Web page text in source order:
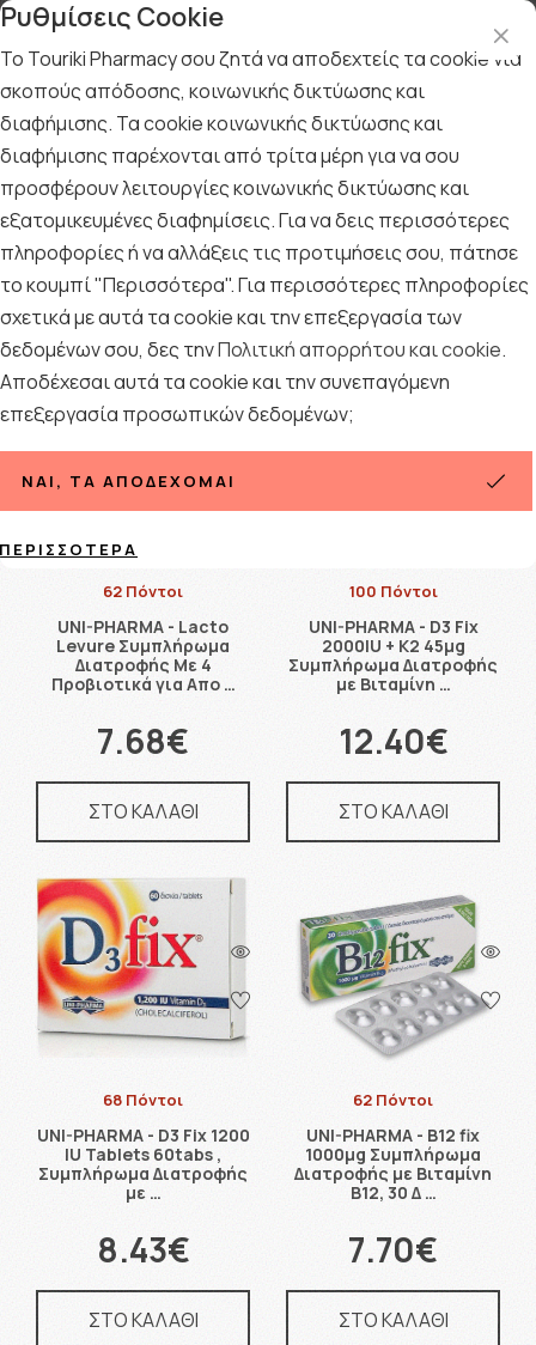
Αρχική / Εταιρίες / UNI-PHARMA
UNI-PHARMA
Ταξινόμηση Προβολή
62 Πόντοι
UNI-PHARMA - Lacto
Levure Συμπλήρωμα
Διατροφής Με 4
Προβιοτικά για Απο …
7.68€
ΣΤΟ ΚΑΛΑΘΙ
100 Πόντοι
UNI-PHARMA - D3 Fix
2000IU + K2 45μg
Συμπλήρωμα Διατροφής
με Βιταμίνη …
12.40€
ΣΤΟ ΚΑΛΑΘΙ
68 Πόντοι
UNI-PHARMA - D3 Fix 1200
IU Tablets 60tabs ,
Συμπλήρωμα Διατροφής
με …
8.43€
ΣΤΟ ΚΑΛΑΘΙ
62 Πόντοι
UNI-PHARMA - B12 fix
1000μg Συμπλήρωμα
Διατροφής με Βιταμίνη
Β12, 30 Δ …
7.70€
ΣΤΟ ΚΑΛΑΘΙ
Ρυθμίσεις Cookie
Το Touriki Pharmacy σου ζητά να αποδεχτείς τα cookie για
σκοπούς απόδοσης, κοινωνικής δικτύωσης και
διαφήμισης. Τα cookie κοινωνικής δικτύωσης και
διαφήμισης παρέχονται από τρίτα μέρη για να σου
προσφέρουν λειτουργίες κοινωνικής δικτύωσης και
εξατομικευμένες διαφημίσεις. Για να δεις περισσότερες
πληροφορίες ή να αλλάξεις τις προτιμήσεις σου, πάτησε
το κουμπί "Περισσότερα". Για περισσότερες πληροφορίες
σχετικά με αυτά τα cookie και την επεξεργασία των
δεδομένων σου, δες τηνΠολιτική απορρήτου και cookie.
Αποδέχεσαι αυτά τα cookie και την συνεπαγόμενη
επεξεργασία προσωπικών δεδομένων;
ΝΑΙ, ΤΑ ΑΠΟΔΈΧΟΜΑΙ
ΠΕΡΙΣΣΌΤΕΡΑ